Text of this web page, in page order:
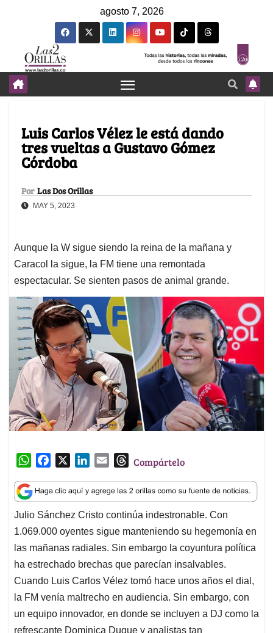
agosto 7, 2026
Luis Carlos Vélez le está dando
tres vueltas a Gustavo Gómez
Córdoba
Por Las Dos Orillas
MAY 5, 2023
Aunque la W sigue siendo la reina de la mañana y
Caracol la sigue, la FM tiene una remontada
espectacular. Se sienten pasos de animal grande.
W
a
t
s
A
p
p
c
e
b
o
o
k
n
k
e
d
I
n
a
i
l
T
r
e
a
d
s
Compártelo
Julio Sánchez Cristo continúa indestronable. Con
1.069.000 oyentes sigue manteniendo su hegemonía en
las mañanas radiales. Sin embargo la coyuntura política
ha estrechado brechas que parecían insalvables.
Cuando Luis Carlos Vélez tomó hace unos años el dial,
la FM venía maltrecho en audiencia. Sin embargo, con
un equipo innovador, en donde se incluyen a DJ como la
refrescante Dominica Duque y analistas tan